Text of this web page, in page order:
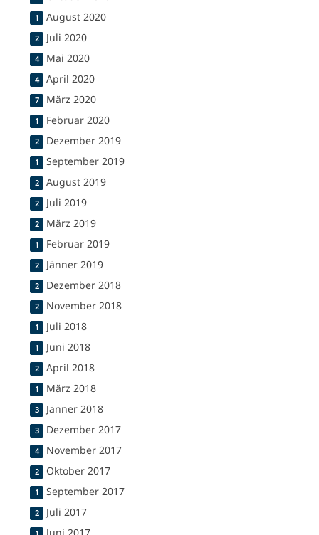
1 August 2020
2 Juli 2020
4 Mai 2020
4 April 2020
7 März 2020
1 Februar 2020
2 Dezember 2019
1 September 2019
2 August 2019
2 Juli 2019
2 März 2019
1 Februar 2019
2 Jänner 2019
2 Dezember 2018
2 November 2018
1 Juli 2018
1 Juni 2018
2 April 2018
1 März 2018
3 Jänner 2018
3 Dezember 2017
4 November 2017
2 Oktober 2017
1 September 2017
2 Juli 2017